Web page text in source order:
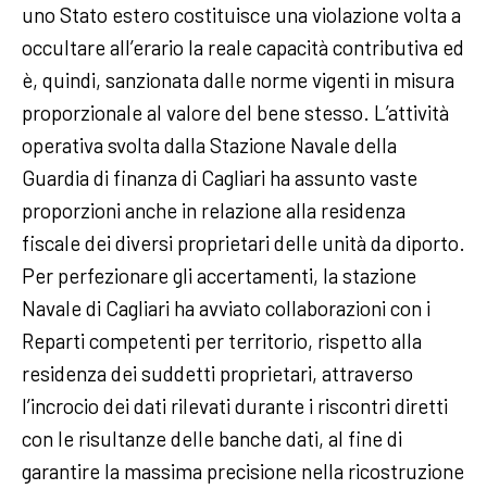
uno Stato estero costituisce una violazione volta a
occultare all’erario la reale capacità contributiva ed
è, quindi, sanzionata dalle norme vigenti in misura
proporzionale al valore del bene stesso. L’attività
operativa svolta dalla Stazione Navale della
Guardia di finanza di Cagliari ha assunto vaste
proporzioni anche in relazione alla residenza
fiscale dei diversi proprietari delle unità da diporto.
Per perfezionare gli accertamenti, la stazione
Navale di Cagliari ha avviato collaborazioni con i
Reparti competenti per territorio, rispetto alla
residenza dei suddetti proprietari, attraverso
l’incrocio dei dati rilevati durante i riscontri diretti
con le risultanze delle banche dati, al fine di
garantire la massima precisione nella ricostruzione